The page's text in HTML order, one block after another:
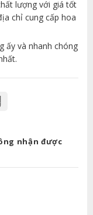
lượng với giá tốt
chỉ cung cấp hoa
ấy và nhanh chóng
nhận được